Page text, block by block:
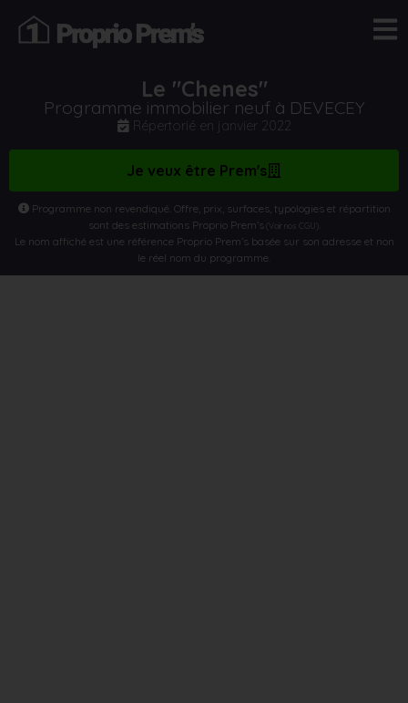
Le "Chenes"
Programme immobilier neuf à DEVECEY
Répertorié en janvier 2022
Je veux être Prem's
Programme non revendiqué. Offre, prix, surfaces, typologies et répartition
sont des estimations Proprio Prem’s(Voir nos CGU)
Le nom affiché est une référence Proprio Prem’s basée sur son adresse et non
le réel nom du programme.